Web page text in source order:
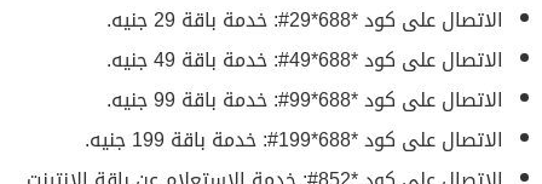
الاتصال على كود *688*29#: خدمة باقة 29 جنيه.
الاتصال على كود *688*49#: خدمة باقة 49 جنيه.
الاتصال على كود *688*99#: خدمة باقة 99 جنيه.
الاتصال على كود *688*199#: خدمة باقة 199 جنيه.